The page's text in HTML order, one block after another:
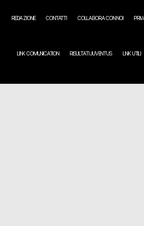
REDAZIONE CONTATTI COLLABORA CON NOI
LINK COMUNICATION RISULTATI JUVENTUS LINK UTILI